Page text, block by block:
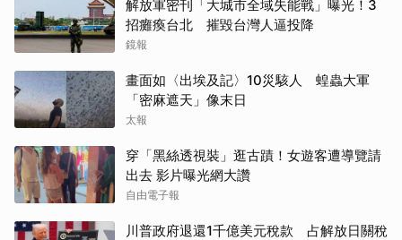
解放軍密刊「大城市全域失能戰」曝光！3
招癱瘓台北 摧毀台灣人逼投降
鏡報
畫面如〈出埃及記〉10災駭人 蝗蟲大軍
「密麻遮天」像末日
太報
穿「黑絲透視裝」逛古蹟！女遊客遭導覽請
出去 影片曝光網大讚
自由電子報
川普政府退還1千億美元稅款 占解放日關稅